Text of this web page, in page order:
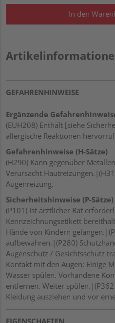
In den
GEFAHRENHINWEISE
Ergänzende
(EUH208) Enthält [siehe
allergische Reaktionen
Gefahrenhinweise (H-Sätze)
(H290) Kann gegenüber
Verursacht
Augenreizung.
Sicherheitshinweise (P-Sätze)
(P101) Ist ärztlicher Rat
Kennzeichnungsetikett
Hände von Kindern
aufbewahren.|(P280)
Augenschutz / Gesichtsschutz
Kontakt mit den Augen: Einige
Wasser spülen. Vorhandene
entfernen. Weiter
Kleidung ausziehen und vor
EIGENSCHAFTEN